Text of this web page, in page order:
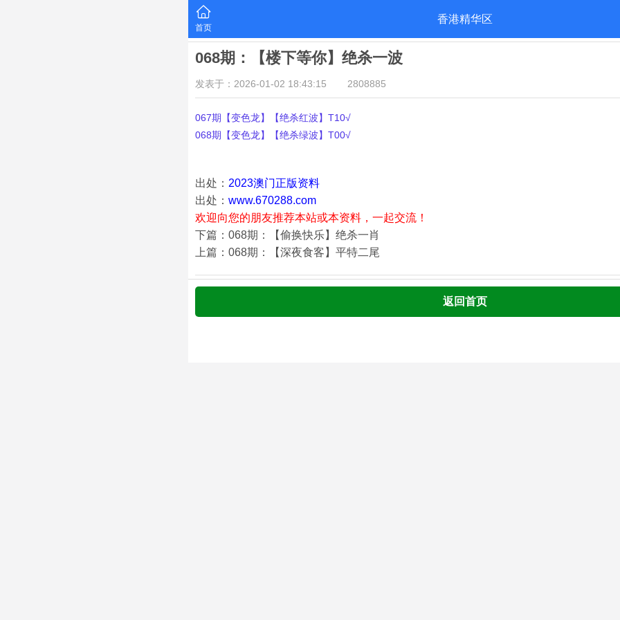
首页
香港精华区
068期：【楼下等你】绝杀一波
发表于：2026-01-02 18:43:15 2808885
067期【变色龙】【绝杀红波】T10√
068期【变色龙】【绝杀绿波】T00√
出处： 2023澳门正版资料
出处： www.670288.com
欢迎向您的朋友推荐本站或本资料，一起交流！
下篇：068期：【偷换快乐】绝杀一肖
上篇：068期：【深夜食客】平特二尾
返回首页